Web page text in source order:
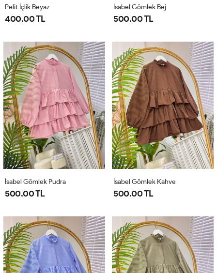
Pelit İçlik Beyaz
400.00 TL
İsabel Gömlek Bej
500.00 TL
İsabel Gömlek Pudra
500.00 TL
İsabel Gömlek Kahve
500.00 TL